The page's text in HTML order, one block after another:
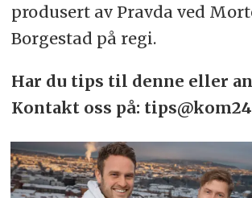
produsert av Pravda ved
Borgestad på regi.
Har du tips til denne eller
Kontakt oss på: